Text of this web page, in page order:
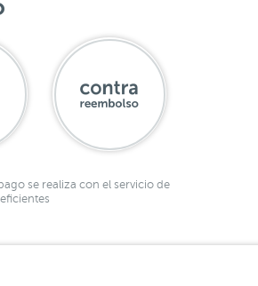
se realiza con el servicio de